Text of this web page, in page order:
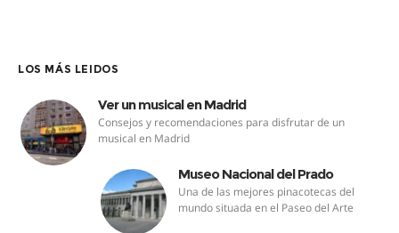
LOS MÁS LEIDOS
Ver un musical en Madrid
Consejos y recomendaciones para disfrutar de un
musical en Madrid
Museo Nacional del Prado
Una de las mejores pinacotecas del
mundo situada en el Paseo del Arte